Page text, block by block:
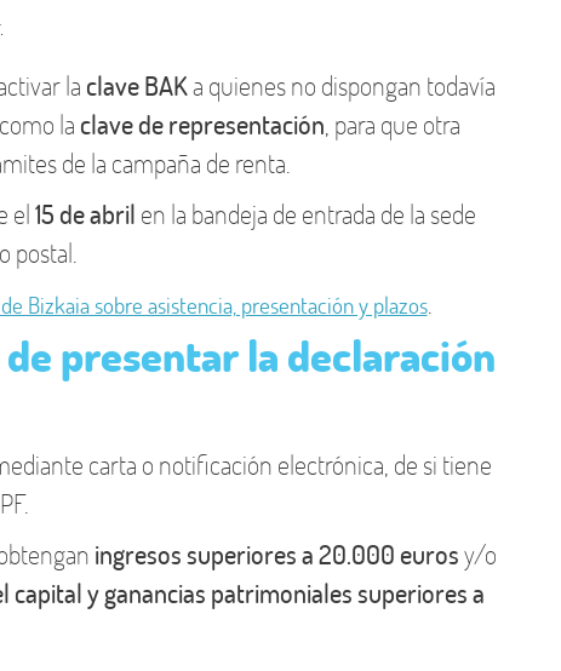
la clave BAKa quienes no dispongan todavía
la clave de representación , para que otra
de la campaña de renta.
el15 de abril en la bandeja de entrada de la sede
postal.
Bizkaia sobre asistencia, presentación y plazos.
presentar la declaración
carta o notificación electrónica, de si tiene
ingresos superiores a 20.000 eurosy/o
y ganancias patrimoniales superiores a